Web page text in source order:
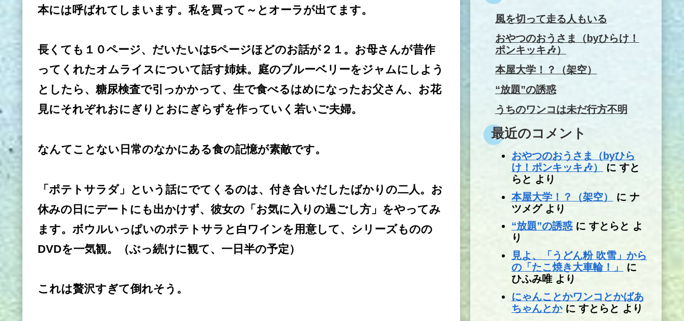
本には呼ばれてしまいます。私を買って～とオーラが出てます。
長くても１０ページ、だいたいは5ページほどのお話が２１。お母さんが昔作
ってくれたオムライスについて話す姉妹。庭のブルーベリーをジャムにしよう
としたら、糖尿検査で引っかかって、生で食べるはめになったお父さん、お花
見にそれぞれおにぎりとおにぎらずを作っていく若いご夫婦。
なんてことない日常のなかにある食の記憶が素敵です。
「ポテトサラダ」という話にでてくるのは、付き合いだしたばかりの二人。お
休みの日にデートにも出かけず、彼女の「お気に入りの過ごし方」をやってみ
ます。ボウルいっぱいのポテトサラと白ワインを用意して、シリーズものの
DVDを一気観。（ぶっ続けに観て、一日半の予定）
これは贅沢すぎて倒れそう。
風を切って走る人もいる
おやつのおうさま（byひらけ！
ポンキッキ🎶）
本屋大学！？（架空）
“放題”の誘惑
うちのワンコは未だ行方不明
最近のコメント
おやつのおうさま（byひら
け！ポンキッキ🎶）
に すと
らと より
本屋大学！？（架空）
に ナ
ツメグより
“放題”の誘惑に すとらと よ
り
見よ、「うどん粉 吹雪」から
の「たこ焼き大車輪！」
に
ひふみ唯より
にゃんことかワンコとかばあ
ちゃんとかに すとらと より